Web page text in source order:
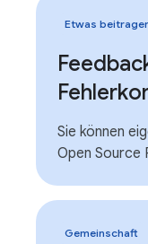
Etwas
Sie können
Open Source
Gemeinschaft